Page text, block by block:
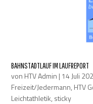
BAHNSTADTLAUF IM LAUFREPORT
von HTV Admin | 14 Juli
Freizeit/Jedermann, HTV
Leichtathletik, sticky